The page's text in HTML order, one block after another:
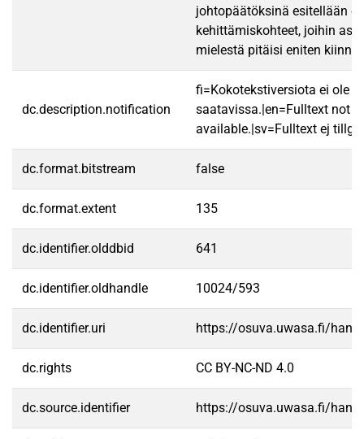
johtopäätöksinä esitellään
kehittämiskohteet, joihin
mielestä pitäisi eniten
dc.description.notification
fi=Kokotekstiversiota ei ole
saatavissa.|en=Fulltext not
available.|sv=Fulltext ej
dc.format.bitstream false
dc.format.extent 135
dc.identifier.olddbid 641
dc.identifier.oldhandle 10024/593
dc.identifier.uri https://osuva.uwasa.fi/
dc.rights CC BY-NC-ND 4.0
dc.source.identifier https://osuva.uwasa.fi/